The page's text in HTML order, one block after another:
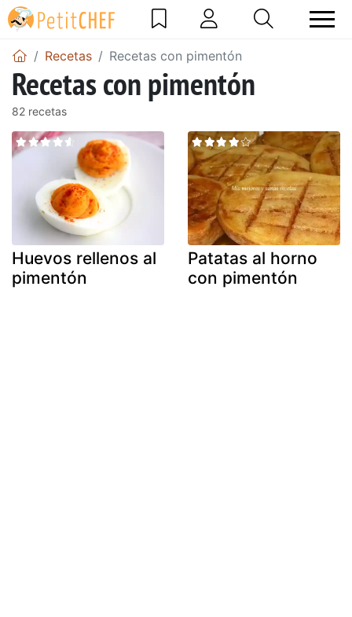
Recetas Recetas con pimentón
Recetas con pimentón
82 recetas
Huevos rellenos al
pimentón
Patatas al horno
con pimentón